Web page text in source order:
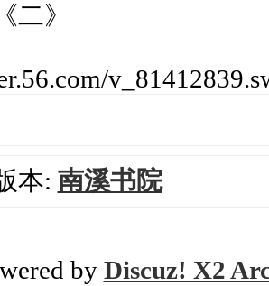
二》
本: 南溪书院
by Discuz! X2